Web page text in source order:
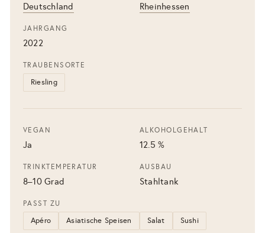
Deutschland Rheinhessen
JAHRGANG
2022
TRAUBENSORTE
Riesling
VEGAN
Ja
ALKOHOLGEHALT
12.5 %
TRINKTEMPERATUR
8–10 Grad
AUSBAU
Stahltank
PASST ZU
Apéro Asiatische Speisen Salat Sushi